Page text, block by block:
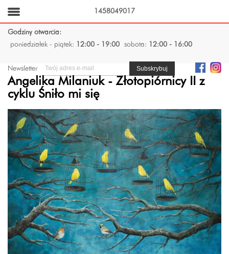
Godziny otwarcia:
poniedziałek - piątek:
12:00 - 19:00 sobota: 12:00 - 16:00
Newsletter
Angelika Milaniuk - Złotopiórnicy II z
cyklu Śniło mi się
1458049017